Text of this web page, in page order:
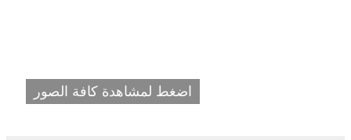
اضغط لمشاهدة كافة الصور